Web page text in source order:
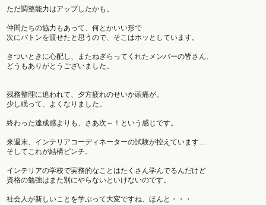
ただ調整能力はアップしたかも。
仲間たちの協力もあって、何とかいい形で
次にバトンを渡せたと思うので、そこはホッとしています。
きついときに心配し、またねぎらってくれたメンバーの皆さん、
どうもありがとうございました。
残務整理に追われて、夕方疲れのせいか頭痛が。
少し眠って、よくなりました。
終わった達成感よりも、さあ次～！という感じです。
来週末、 インテリアコーディネーターの試験が控えています…
そしてこれが結構ピンチ。
インテリアの学校で実務的なことはたくさん学んでるんだけど
資格の勉強はまた別にやらないといけないのです。
社会人が新しいことを学ぶって大変ですね、ほんと・・・